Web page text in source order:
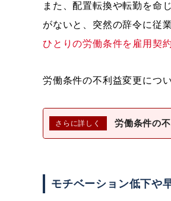
また、配置転換や転勤を命
がないと、突然の辞令に従
ひとりの労働条件を雇用契
労働条件の不利益変更につ
労働条件の
モチベーション低下や